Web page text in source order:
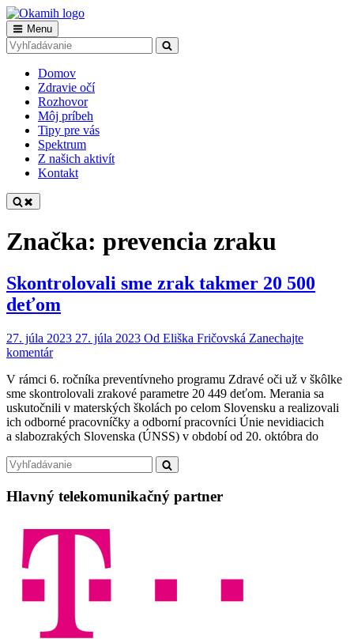
Skip
to
content
Okamih
Tvoria nevidiaci pre vidiacich
Main
Navigation
Menu
Search
for:
Domov
Zdravie očí
Rozhovor
Môj príbeh
Tipy pre vás
Spektrum
Z našich aktivít
Kontakt
Značka: prevencia zraku
Skontrolovali sme zrak takmer 20 500
deťom
27. júla 2023 27. júla 2023 Od Eliška Fričovská Zanechajte
komentáron
sme
zrak
takmer
20
500
V rámci 6. ročníka preventívneho programu Zdravé oči už v škôlke
sme skontrolovali zrakové parametre 20 449 deťom. Merania sa
uskutočnili v materských školách po celom Slovensku a realizovali
ich odborné pracovníčky a odborní pracovníci Únie nevidiacich
a slabozrakých Slovenska (ÚNSS) v období od 20. októbra do
Primary
Sidebar
Search
for:
Hlavný telekomunikačný partner